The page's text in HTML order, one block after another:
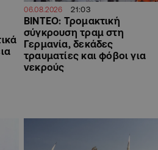
06.08.2026 21:03
ΒΙΝΤΕΟ: Τρομακτική
σύγκρουση τραμ στη
Γερμανία, δεκάδες
τραυματίες και φόβοι για
νεκρούς